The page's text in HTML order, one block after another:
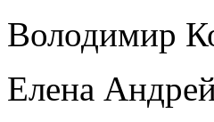
Володимир
Елена